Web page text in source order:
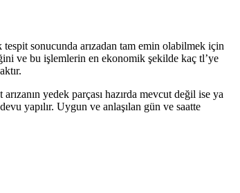
sonucunda arızadan tam emin olabilmek için
ve bu işlemlerin en ekonomik şekilde kaç tl’ye
yedek parçası hazırda mevcut değil ise ya
yapılır. Uygun ve anlaşılan gün ve saatte